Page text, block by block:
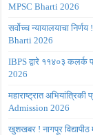
MPSC Bharti 2026
सर्वोच्च न्यायालयाचा
Bharti 2026
IBPS द्वारे ११४०३ कलर्क
2026
महाराष्ट्रात
Admission 2026
खुशखबर ! नागपूर